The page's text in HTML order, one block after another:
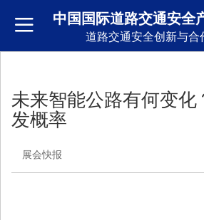
中国国际道路交通安全
道路交通安全创新与合
未来智能公路有何变化
发概率
展会快报